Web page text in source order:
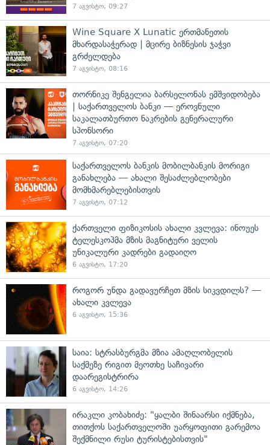
7 აგვისტო, 09:27
Wine Square X Lunatic ერთმანეთის
მხარდასაჭერად | მცირე ბიზნესის ჯაჭვი
გრძელდება
7 აგვისტო, 08:16
თორნიკე შენგელია ბარსელონას ემშვიდობება
| საქართველოს ბანკი — ეროვნული
საკალათბურთო ნაკრების გენერალური
სპონსორი
7 აგვისტო, 07:20
საქართველოს ბანკის მობილბანკის მორიგი
განახლება — ახალი შესაძლებლობები
მომხმარებლებისთვის
7 აგვისტო, 07:12
ქართველი ფიზიკოსის ახალი კვლევა: ინოუეს
ტელესკოპმა მზის მაგნიტური ველის
უნიკალური კადრები გადაიღო
6 აგვისტო, 17:20
როგორ უნდა გადავურჩეთ მზის სიკვდილს? —
ახალი კვლევა
6 აგვისტო, 15:36
საია: სტრასბურგმა მზია ამაღლობელის
საქმეზე რიგით მეოთხე საჩივარი
დაარეგისტრირა
6 აგვისტო, 14:26
ირაკლი კობახიძე: "ყალბი შინაარსი იქმნება,
თითქოს საქართველოში უარყოფითი გარემოა
შექმნილი რუსი ტურისტებისთვის"